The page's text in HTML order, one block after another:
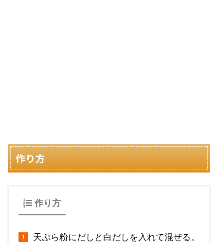
作り方
作り方
天ぷら粉にだしと白だしを入れて混ぜる。